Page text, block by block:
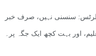
سنسنی نہیں، صرف خبر
اور بہت کچھ ایک جگہ پر۔